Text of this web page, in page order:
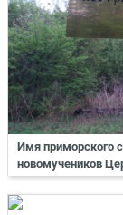
Имя приморского
новомучеников